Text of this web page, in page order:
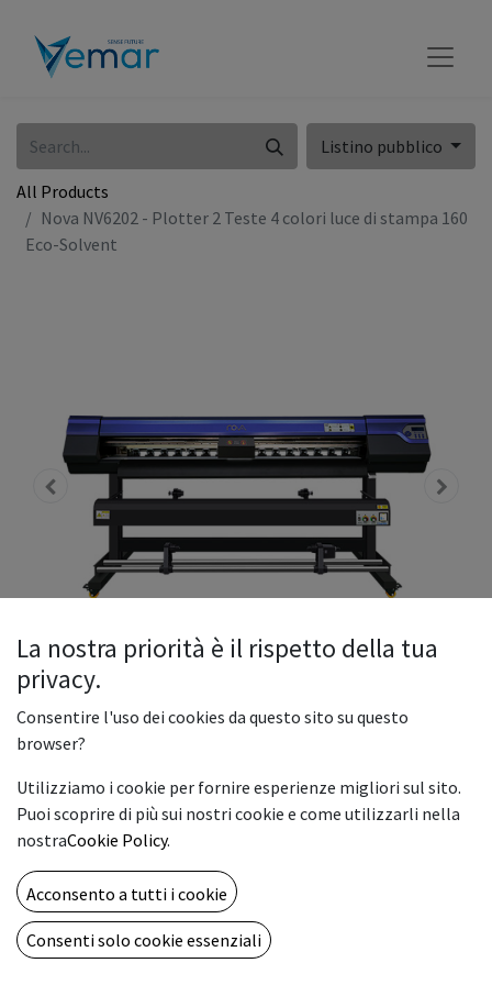
Listino pubblico
All Products
Nova NV6202 - Plotter 2 Teste 4 colori luce di stampa 160
Eco-Solvent
Nova NV6202 - Plotter 2 Teste 4
colori luce di stampa 160 Eco-
Solvent
Teste di Stampa 2 testine micropiezo di ultima generazione -
PrecisionCore Micro TFP
Tecnologia VSDT con goccia variabile da 2,5 pl a 27 pl
numero di ugelli 3200
La nostra priorità è il rispetto della tua
privacy.
Consentire l'uso dei cookies da questo sito su questo
browser?
Utilizziamo i cookie per fornire esperienze migliori sul sito.
Puoi scoprire di più sui nostri cookie e come utilizzarli nella
nostraCookie Policy.
Acconsento a tutti i cookie
Consenti solo cookie essenziali